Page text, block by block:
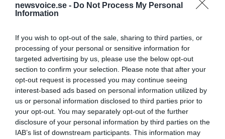
newsvoice.se - Do Not Process My Personal
Information
If you wish to opt-out of the sale, sharing to third parties, or
processing of your personal or sensitive information for
targeted advertising by us, please use the below opt-out
section to confirm your selection. Please note that after your
opt-out request is processed you may continue seeing
interest-based ads based on personal information utilized by
us or personal information disclosed to third parties prior to
your opt-out. You may separately opt-out of the further
disclosure of your personal information by third parties on the
IAB’s list of downstream participants. This information may
Ämnen: trump media